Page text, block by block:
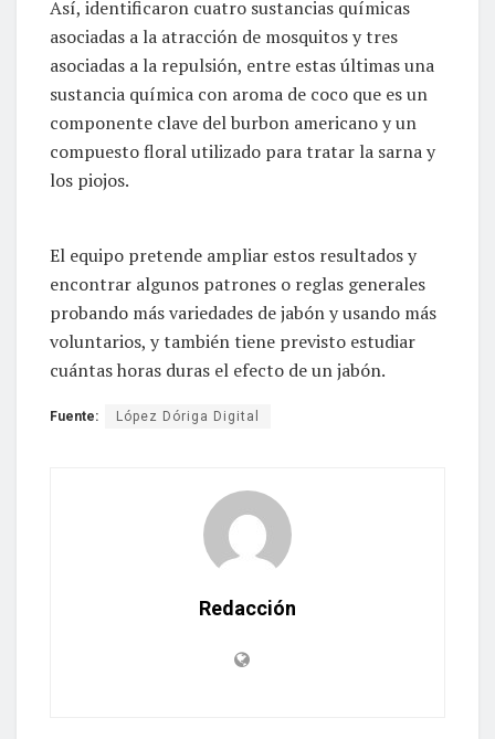
Así, identificaron cuatro sustancias químicas
asociadas a la atracción de mosquitos y tres
asociadas a la repulsión, entre estas últimas una
sustancia química con aroma de coco que es un
componente clave del burbon americano y un
compuesto floral utilizado para tratar la sarna y
los piojos.
El equipo pretende ampliar estos resultados y
encontrar algunos patrones o reglas generales
probando más variedades de jabón y usando más
voluntarios, y también tiene previsto estudiar
cuántas horas duras el efecto de un jabón.
Fuente: López Dóriga Digital
Redacción